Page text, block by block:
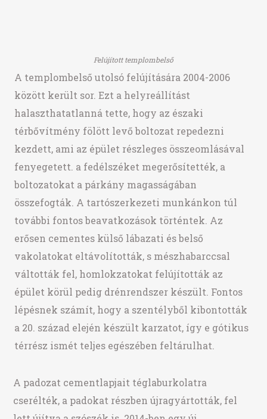
Felújított templombelső
A templombelső utolsó felújítására 2004-2006
között került sor. Ezt a helyreállítást
halaszthatatlanná tette, hogy az északi
térbővítmény fölött levő boltozat repedezni
kezdett, ami az épület részleges összeomlásával
fenyegetett. a fedélszéket megerősítették, a
boltozatokat a párkány magasságában
összefogták. A tartószerkezeti munkánkon túl
további fontos beavatkozások történtek. Az
erősen cementes külső lábazati és belső
vakolatokat eltávolították, s mészhabarccsal
váltották fel, homlokzatokat felújították az
épület körül pedig drénrendszer készült. Fontos
lépésnek számít, hogy a szentélyből kibontották
a 20. század elején készült karzatot, így e gótikus
térrész ismét teljes egészében feltárulhat.
A padozat cementlapjait téglaburkolatra
cserélték, a padokat részben újragyártották, fel